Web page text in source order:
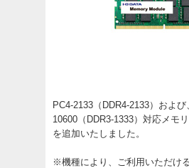
PC4-2133（DDR4-2133）および
10600（DDR3-1333）対応メモ
を追加いたしました。
※機種により、ご利用いただけ